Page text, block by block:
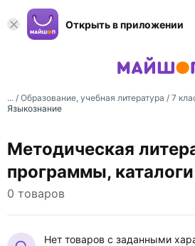
Открыть в приложении
... / Образование, учебная литература / 7
Языкознание
Методическая
программы, каталоги
0 товаров
Нет товаров с заданными